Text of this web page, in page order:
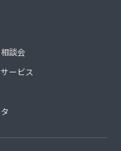
談会
ービス